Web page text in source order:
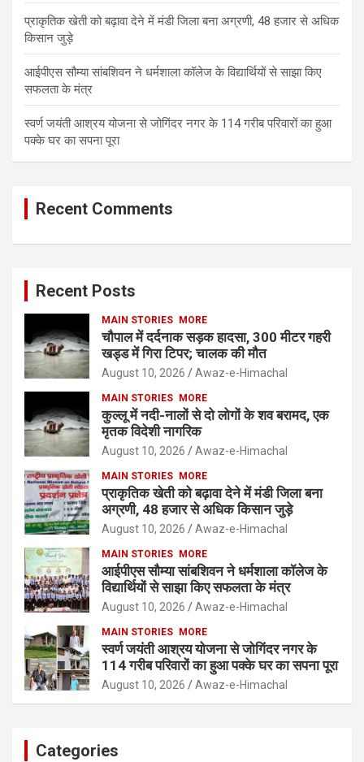
प्राकृतिक खेती को बढ़ावा देने में मंडी जिला बना अग्रणी, 48 हजार से अधिक
किसान जुड़े
आईपीएस सौम्या सांबशिवन ने धर्मशाला कॉलेज के विद्यार्थियों से साझा किए
सफलता के मंत्र
स्वर्ण जयंती आश्रय योजना से जोगिंदर नगर के 114 गरीब परिवारों का हुआ
पक्के घर का सपना पूरा
Recent Comments
Recent Posts
MAIN STORIES MORE
चौपाल में दर्दनाक सड़क हादसा, 300 मीटर गहरी
खड्ड में गिरा टिपर; चालक की मौत
August 10, 2026 Awaz-e-Himachal
MAIN STORIES MORE
कुल्लू में नदी-नालों से दो लोगों के शव बरामद, एक
मृतक विदेशी नागरिक
August 10, 2026 Awaz-e-Himachal
MAIN STORIES MORE
प्राकृतिक खेती को बढ़ावा देने में मंडी जिला बना
अग्रणी, 48 हजार से अधिक किसान जुड़े
August 10, 2026 Awaz-e-Himachal
MAIN STORIES MORE
आईपीएस सौम्या सांबशिवन ने धर्मशाला कॉलेज के
विद्यार्थियों से साझा किए सफलता के मंत्र
August 10, 2026 Awaz-e-Himachal
MAIN STORIES MORE
स्वर्ण जयंती आश्रय योजना से जोगिंदर नगर के
114 गरीब परिवारों का हुआ पक्के घर का सपना पूरा
August 10, 2026 Awaz-e-Himachal
Categories